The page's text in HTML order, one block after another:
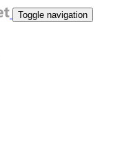
Toggle navigation